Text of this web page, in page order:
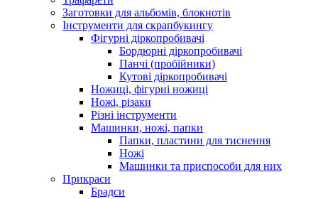
Заготовки для альбомів, блокнотів
Інструменти для скрапбукингу
Фігурні діркопробивачі
Бордюрні діркопробивачі
Панчі (пробійники)
Кутові діркопробивачі
Ножиці, фігурні ножиці
Ножі, різаки
Різні інструменти
Машинки, ножі, папки
Папки, пластини для тиснення
Ножі
Машинки та приспособи для них
Прикраси
Брадси